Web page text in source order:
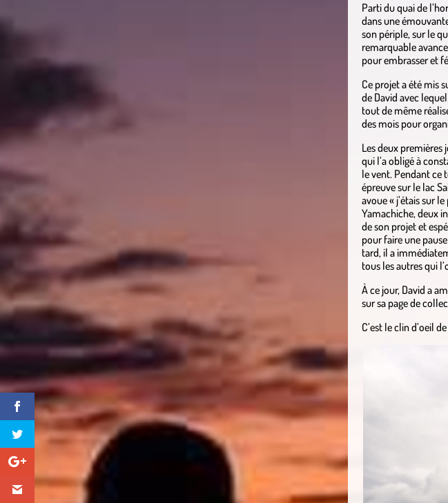
Parti du quai de
dans une
son périple, sur le
remarquable
pour embrasser et
Ce projet a été mis
de David avec
tout de même
des mois pour
Les deux premières
qui l’a obligé à
le vent. Pendant ce
épreuve sur le lac
avoue « j’étais sur
Yamachiche, deux
de son projet et
pour faire une
tard, il a
tous les autres qui
À ce jour, David a
sur sa page de
C’est le clin d’oeil